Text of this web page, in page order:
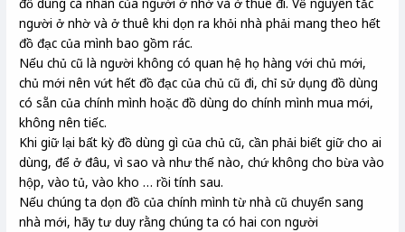
đồ dùng cá nhân của người ở nhờ và ở thuê đi. Về nguyên tắc
người ở nhờ và ở thuê khi dọn ra khỏi nhà phải mang theo hết
đồ đạc của mình bao gồm rác.
Nếu chủ cũ là người không có quan hệ họ hàng với chủ mới,
chủ mới nên vứt hết đồ đạc của chủ cũ đi, chỉ sử dụng đồ dùng
có sẵn của chính mình hoặc đồ dùng do chính mình mua mới,
không nên tiếc.
Khi giữ lại bất kỳ đồ dùng gì của chủ cũ, cần phải biết giữ cho ai
dùng, để ở đâu, vì sao và như thế nào, chứ không cho bừa vào
hộp, vào tủ, vào kho … rồi tính sau.
Nếu chúng ta dọn đồ của chính mình từ nhà cũ chuyển sang
nhà mới, hãy tư duy rằng chúng ta có hai con người